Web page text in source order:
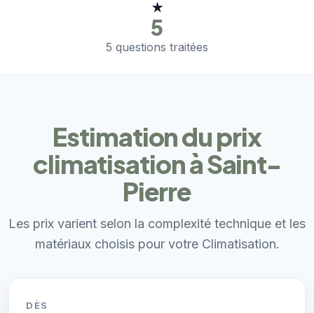
★
5
5 questions traitées
Estimation du prix
climatisation à Saint-
Pierre
Les prix varient selon la complexité technique et les
matériaux choisis pour votre Climatisation.
DÈS